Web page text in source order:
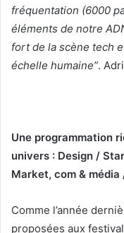
fréquentation (6000
éléments de notre
fort de la scène tech
échelle humaine”.
Une programmation
univers : Design /
Market, com &
Comme l’année
proposées aux